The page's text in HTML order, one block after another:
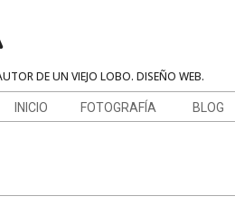
DE UN VIEJO LOBO. DISEÑO WEB.
INICIO FOTOGRAFÍA BLOG